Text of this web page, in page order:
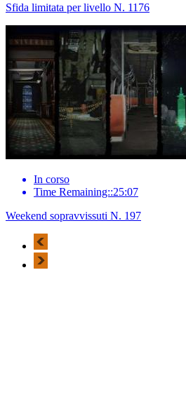
Sfida limitata per livello N. 1176
In corso
Time Remaining::25:07
Weekend sopravvissuti N. 197